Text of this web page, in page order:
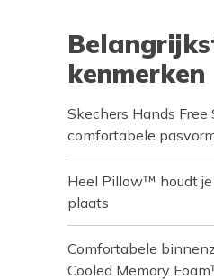
kenmerken
Skechers Hands
comfortabele
Heel Pillow™ houdt
plaats
Comfortabele
Cooled Memory